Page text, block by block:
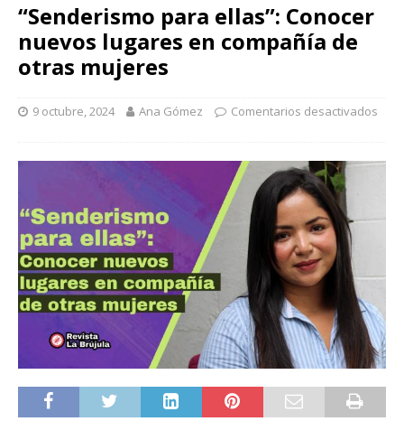
“Senderismo para ellas”: Conocer
nuevos lugares en compañía de
otras mujeres
9 octubre, 2024 Ana Gómez Comentarios desactivados